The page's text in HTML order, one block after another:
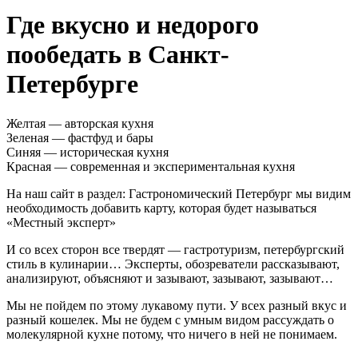
Где вкусно и недорого
пообедать в Санкт-
Петербурге
Желтая — авторская кухня
Зеленая — фастфуд и бары
Синяя — историческая кухня
Красная — современная и экспериментальная кухня
На наш сайт в раздел: Гастрономический Петербург мы видим
необходимость добавить карту, которая будет называться
«Местный эксперт»
И со всех сторон все твердят — гастротуризм, петербургский
стиль в кулинарии… Эксперты, обозреватели рассказывают,
анализируют, объясняют и зазывают, зазывают, зазывают…
Мы не пойдем по этому лукавому пути. У всех разный вкус и
разный кошелек. Мы не будем с умным видом рассуждать о
молекулярной кухне потому, что ничего в ней не понимаем.